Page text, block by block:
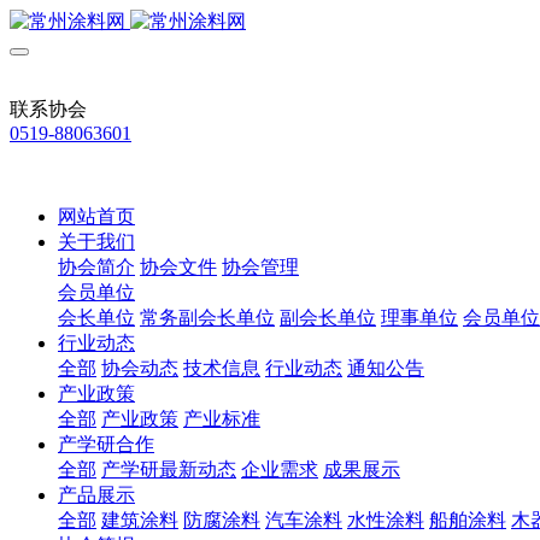
联系协会
0519-88063601
网站首页
关于我们
协会简介 协会文件 协会管理
会员单位
会长单位 常务副会长单位 副会长单位 理事单位 会员单位
行业动态
全部 协会动态 技术信息 行业动态 通知公告
产业政策
全部 产业政策 产业标准
产学研合作
全部 产学研最新动态 企业需求 成果展示
产品展示
全部 建筑涂料 防腐涂料 汽车涂料 水性涂料 船舶涂料 木